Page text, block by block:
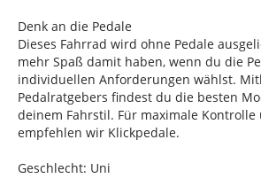
Denk an die Pedale
Dieses Fahrrad wird ohne Pedale
mehr Spaß damit haben, wenn du die
individuellen Anforderungen wählst.
Pedalratgebers findest du die besten
deinem Fahrstil. Für maximale Kontrolle
empfehlen wir Klickpedale.
Geschlecht: Uni